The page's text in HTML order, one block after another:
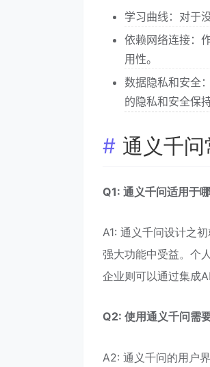
学习曲线：对于
依赖网络连接：
用性。
数据隐私和安全
的隐私和安全保
通义千
Q1: 通义千问适用于
A1: 通义千问设计之
强大功能中受益。个
企业则可以通过集成
Q2: 使用通义千问需
A2: 通义千问的用户